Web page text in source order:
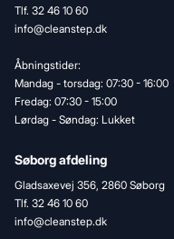
Tlf. 32 46 10 60
info@cleanstep.dk
Åbningstider:
Mandag - torsdag: 07:30 - 16:00
Fredag: 07:30 - 15:00
Lørdag - Søndag: Lukket
Søborg afdeling
Gladsaxevej 356, 2860 Søborg
Tlf. 32 46 10 60
info@cleanstep.dk